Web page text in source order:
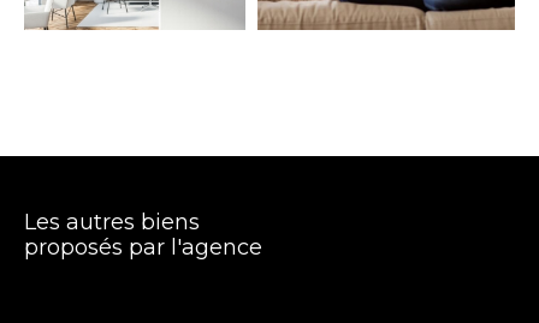
Les autres biens
proposés par l'agence